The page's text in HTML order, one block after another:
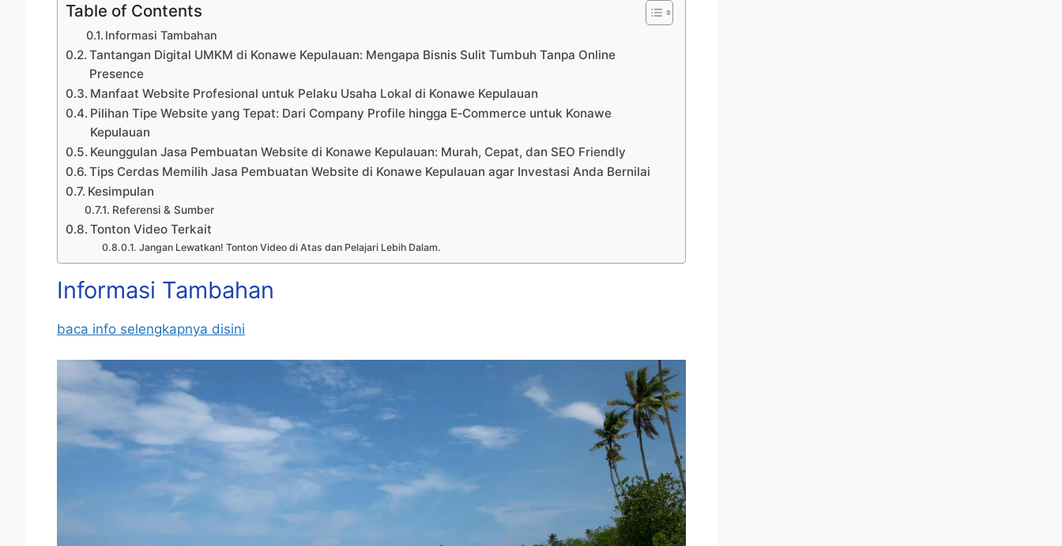
Table of Contents
Informasi Tambahan
Tantangan Digital UMKM di Konawe Kepulauan: Mengapa Bisnis Sulit Tumbuh Tanpa Online
Presence
Manfaat Website Profesional untuk Pelaku Usaha Lokal di Konawe Kepulauan
Pilihan Tipe Website yang Tepat: Dari Company Profile hingga E‑Commerce untuk Konawe
Kepulauan
Keunggulan Jasa Pembuatan Website di Konawe Kepulauan: Murah, Cepat, dan SEO Friendly
Tips Cerdas Memilih Jasa Pembuatan Website di Konawe Kepulauan agar Investasi Anda Bernilai
Kesimpulan
Referensi & Sumber
Tonton Video Terkait
Jangan Lewatkan! Tonton Video di Atas dan Pelajari Lebih Dalam.
Informasi Tambahan
baca info selengkapnya disini